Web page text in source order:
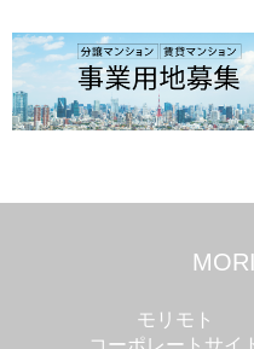
モリモト
コーポレートサイ